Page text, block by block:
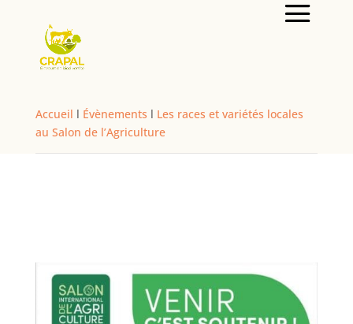
Accueil l Évènements l Les races et variétés locales
au Salon de l’Agriculture